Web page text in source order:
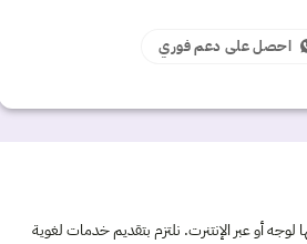
احصل على دعم فوري
أو عبر الإنتنرت. نلتزم بتقديم خدمات لغوية